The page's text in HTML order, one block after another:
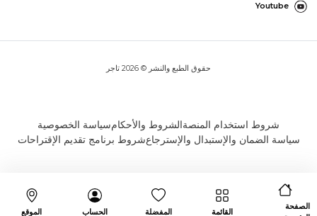
Youtube
حقوق الطبع والنشر © 2026 تاجر
شروط استخدام المنصةالشروط والأحكامسياسة الخصوصية
سياسة الضمان والإستبدال والإسترجاعشروط برنامج تقديم الإقتراحات
الصفحة
القائمة المفضلة الحساب الموقع